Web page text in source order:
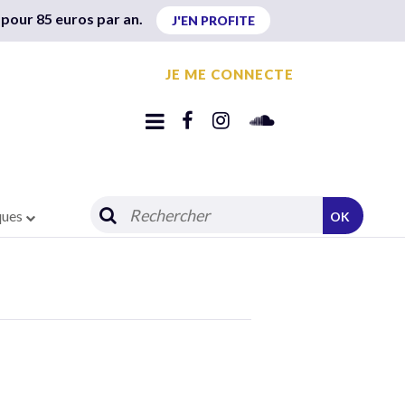
85 euros par an. J'EN PROFITE
JE ME CONNECTE
OK